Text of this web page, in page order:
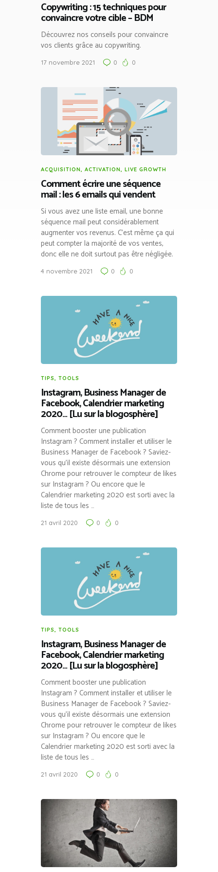
Copywriting : 15 techniques pour
convaincre votre cible – BDM
Découvrez nos conseils pour convaincre
vos clients grâce au copywriting.
17 novembre 2021 0 0
ACQUISITION, ACTIVATION, LIVE GROWTH
Comment écrire une séquence
mail : les 6 emails qui vendent
Si vous avez une liste email, une bonne
séquence mail peut considérablement
augmenter vos revenus. C’est même ça qui
peut compter la majorité de vos ventes,
donc elle ne doit surtout pas être négligée.
4 novembre 2021 0 0
TIPS, TOOLS
Instagram, Business Manager de
Facebook, Calendrier marketing
2020… [Lu sur la blogosphère]
Comment booster une publication
Instagram ? Comment installer et utiliser le
Business Manager de Facebook ? Saviez-
vous qu’il existe désormais une extension
Chrome pour retrouver le compteur de likes
sur Instagram ? Ou encore que le
Calendrier marketing 2020 est sorti avec la
liste de tous les …
21 avril 2020 0 0
TIPS, TOOLS
Instagram, Business Manager de
Facebook, Calendrier marketing
2020… [Lu sur la blogosphère]
Comment booster une publication
Instagram ? Comment installer et utiliser le
Business Manager de Facebook ? Saviez-
vous qu’il existe désormais une extension
Chrome pour retrouver le compteur de likes
sur Instagram ? Ou encore que le
Calendrier marketing 2020 est sorti avec la
liste de tous les …
21 avril 2020 0 0